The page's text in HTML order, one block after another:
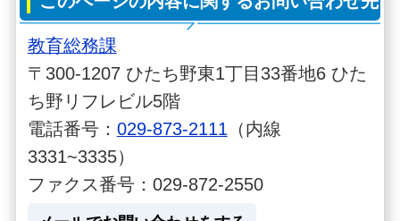
教育総務課
〒300-1207 ひたち野東1丁目33番地6 ひた
ち野リフレビル5階
電話番号： 029-873-2111 （内線
3331~3335）
ファクス番号：029-872-2550